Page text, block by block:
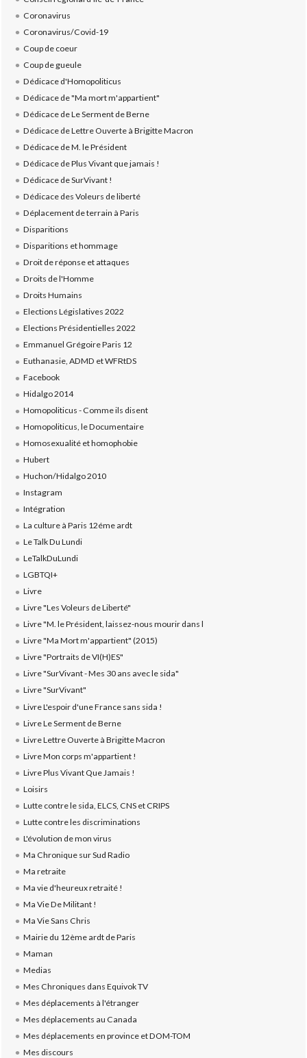
Coronavirus
Coronavirus/Covid-19
Coup de coeur
Coup de gueule
Dédicace d'Homopoliticus
Dédicace de "Ma mort m'appartient"
Dédicace de Le Serment de Berne
Dédicace de Lettre Ouverte à Brigitte Macron
Dédicace de M. le Président
Dédicace de Plus Vivant que jamais !
Dédicace de SurVivant !
Dédicace des Voleurs de liberté
Déplacement de terrain à Paris
Disparitions
Disparitions et hommage
Droit de réponse et attaques
Droits de l'Homme
Droits Humains
Elections Législatives 2022
Elections Présidentielles 2022
Emmanuel Grégoire Paris 12
Euthanasie, ADMD et WFRtDS
Facebook
Hidalgo 2014
Homopoliticus - Comme ils disent
Homopoliticus, le Documentaire
Homosexualité et homophobie
Hubert
Huchon/Hidalgo 2010
Instagram
Intégration
La culture à Paris 12éme ardt
Le Talk Du Lundi
LeTalkDuLundi
LGBTQI+
Livre
Livre "Les Voleurs de Liberté"
Livre "M. le Président, laissez-nous mourir dans l
Livre "Ma Mort m'appartient" (2015)
Livre "Portraits de VI(H)ES"
Livre "SurVivant - Mes 30 ans avec le sida"
Livre "SurVivant"
Livre L'espoir d'une France sans sida !
Livre Le Serment de Berne
Livre Lettre Ouverte à Brigitte Macron
Livre Mon corps m'appartient !
Livre Plus Vivant Que Jamais !
Loisirs
Lutte contre le sida, ELCS, CNS et CRIPS
Lutte contre les discriminations
L'évolution de mon virus
Ma Chronique sur Sud Radio
Ma retraite
Ma vie d'heureux retraité !
Ma Vie De Militant !
Ma Vie Sans Chris
Mairie du 12ème ardt de Paris
Maman
Medias
Mes Chroniques dans Equivok TV
Mes déplacements à l'étranger
Mes déplacements au Canada
Mes déplacements en province et DOM-TOM
Mes discours